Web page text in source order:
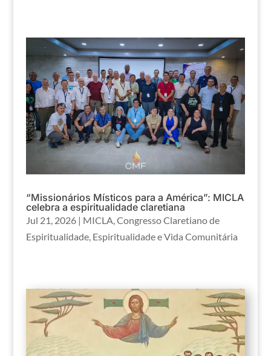
“Missionários Místicos para a América”: MICLA
celebra a espiritualidade claretiana
Jul 21, 2026| MICLA,Congresso Claretiano de
Espiritualidade, Espiritualidade e Vida Comunitária